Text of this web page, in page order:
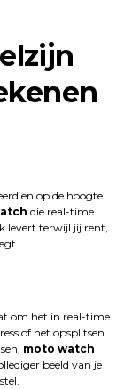
en op de hoogte
die real-time
levert terwijl jij rent,
om het in real-time
of het opsplitsen
moto watch
beeld van je